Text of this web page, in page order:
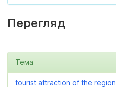
Перегляд
Тема
tourist attraction of the region